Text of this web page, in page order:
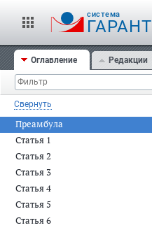
cистема
ГАРАНТ
Оглавление Редакции
Свернуть
Преамбула
Статья 1
Статья 2
Статья 3
Статья 4
Статья 5
Статья 6